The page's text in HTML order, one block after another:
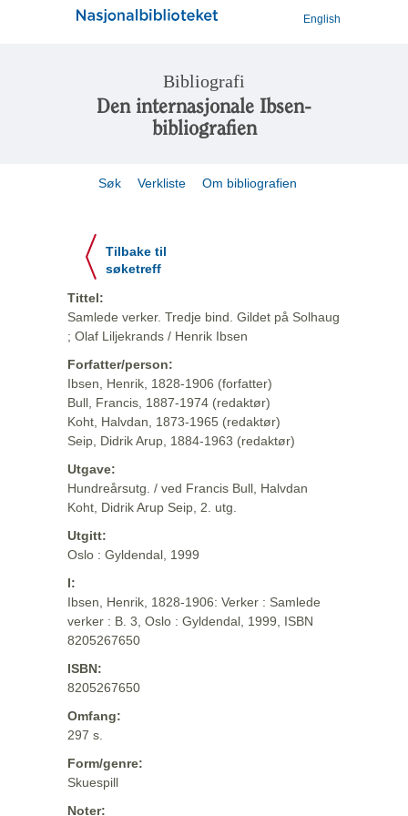
English
Bibliografi
Den internasjonale Ibsen-
bibliografien
Søk Verkliste Om bibliografien
Tilbake til
søketreff
Tittel:
Samlede verker. Tredje bind. Gildet på Solhaug
; Olaf Liljekrands / Henrik Ibsen
Forfatter/person:
Ibsen, Henrik, 1828-1906 (forfatter)
Bull, Francis, 1887-1974 (redaktør)
Koht, Halvdan, 1873-1965 (redaktør)
Seip, Didrik Arup, 1884-1963 (redaktør)
Utgave:
Hundreårsutg. / ved Francis Bull, Halvdan
Koht, Didrik Arup Seip, 2. utg.
Utgitt:
Oslo : Gyldendal, 1999
I:
Ibsen, Henrik, 1828-1906: Verker : Samlede
verker : B. 3, Oslo : Gyldendal, 1999, ISBN
8205267650
ISBN:
8205267650
Omfang:
297 s.
Form/genre:
Skuespill
Noter: